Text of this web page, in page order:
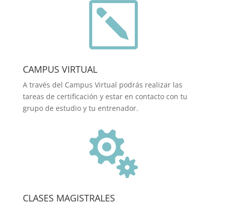
k
CAMPUS VIRTUAL
A través del Campus Virtual podrás realizar las
tareas de certificación y estar en contacto con tu
grupo de estudio y tu entrenador.

CLASES MAGISTRALES